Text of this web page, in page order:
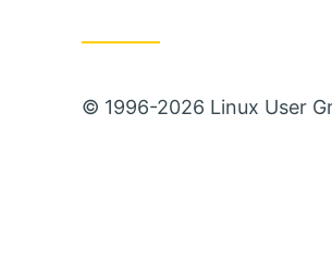
© 1996-2026 Linux User